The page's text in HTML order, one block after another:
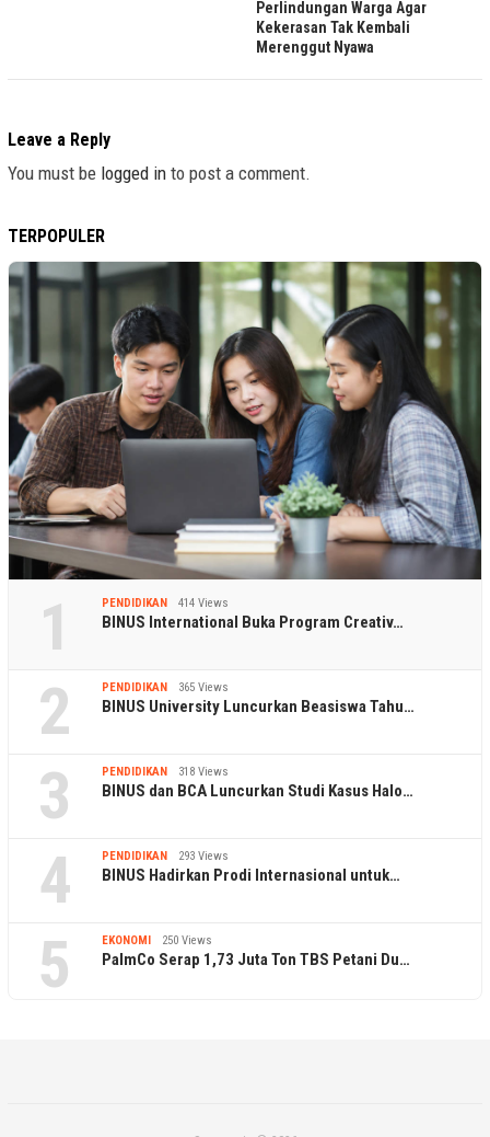
Perlindungan Warga Agar
Kekerasan Tak Kembali
Merenggut Nyawa
Leave a Reply
You must be logged in to post a comment.
TERPOPULER
1 PENDIDIKAN 414 Views
BINUS International Buka Program Creativ…
2 PENDIDIKAN 365 Views
BINUS University Luncurkan Beasiswa Tahu…
3 PENDIDIKAN 318 Views
BINUS dan BCA Luncurkan Studi Kasus Halo…
4 PENDIDIKAN 293 Views
BINUS Hadirkan Prodi Internasional untuk…
5 EKONOMI 250 Views
PalmCo Serap 1,73 Juta Ton TBS Petani Du…